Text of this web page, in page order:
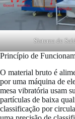
Sistema de
Princípio de
O material bruto é
por uma máquina de
mesa vibratória usam
partículas de baixa
classificação por